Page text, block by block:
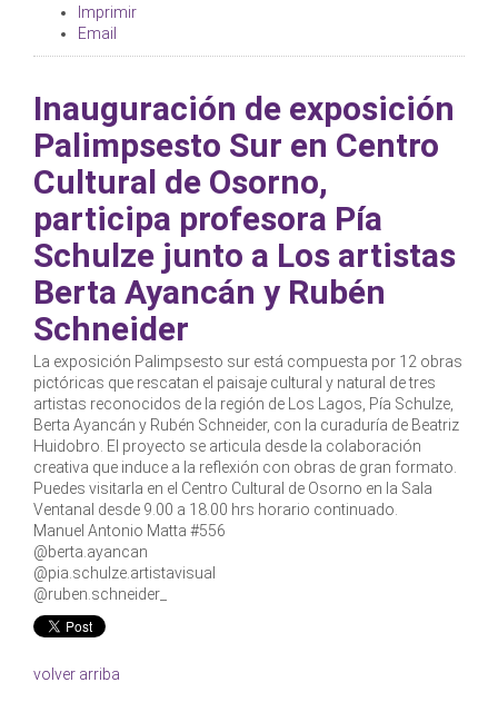
Imprimir
Email
Inauguración de exposición
Palimpsesto Sur en Centro
Cultural de Osorno,
participa profesora Pía
Schulze junto a Los artistas
Berta Ayancán y Rubén
Schneider
La exposición Palimpsesto sur está compuesta por 12 obras
pictóricas que rescatan el paisaje cultural y natural de tres
artistas reconocidos de la región de Los Lagos, Pía Schulze,
Berta Ayancán y Rubén Schneider, con la curaduría de Beatriz
Huidobro. El proyecto se articula desde la colaboración
creativa que induce a la reflexión con obras de gran formato.
Puedes visitarla en el Centro Cultural de Osorno en la Sala
Ventanal desde 9.00 a 18.00 hrs horario continuado.
Manuel Antonio Matta #556
@berta.ayancan
@pia.schulze.artistavisual
@ruben.schneider_
volver arriba